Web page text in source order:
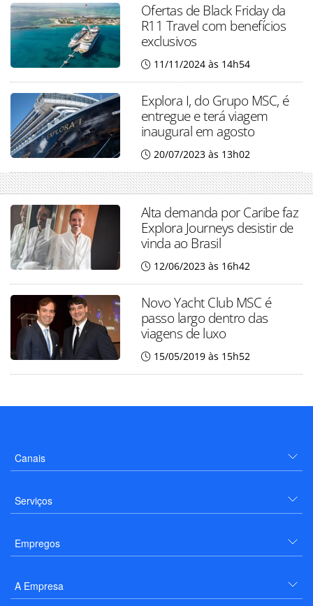
Ofertas de Black Friday da
R11 Travel com benefícios
exclusivos
11/11/2024 às 14h54
Explora I, do Grupo MSC, é
entregue e terá viagem
inaugural em agosto
20/07/2023 às 13h02
Alta demanda por Caribe faz
Explora Journeys desistir de
vinda ao Brasil
12/06/2023 às 16h42
Novo Yacht Club MSC é
passo largo dentro das
viagens de luxo
15/05/2019 às 15h52
Canais
Serviços
Empregos
A Empresa